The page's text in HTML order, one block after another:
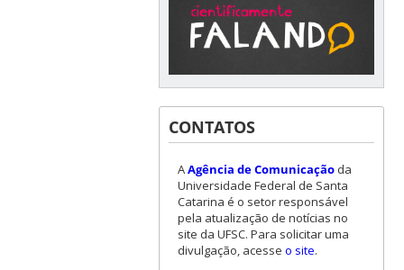
CONTATOS
AAgência de Comunicaçãoda
Universidade Federal de Santa
Catarina é o setor responsável
pela atualização de notícias no
site da UFSC. Para solicitar uma
divulgação, acesse o site.